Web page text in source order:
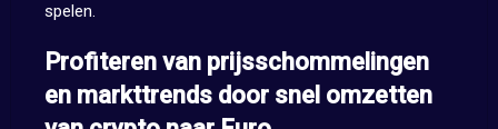
spelen.
Profiteren van prijsschommelingen
en markttrends door snel omzetten